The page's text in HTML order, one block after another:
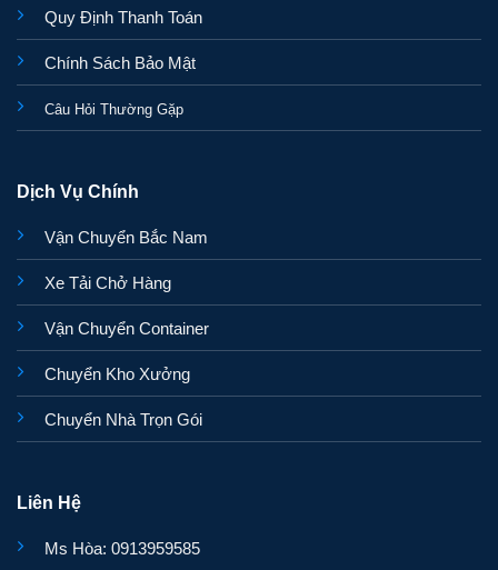
Quy Định Thanh Toán
Chính Sách Bảo Mật
Câu Hỏi Thường Gặp
Dịch Vụ Chính
Vận Chuyển Bắc Nam
Xe Tải Chở Hàng
Vận Chuyển Container
Chuyển Kho Xưởng
Chuyển Nhà Trọn Gói
Liên Hệ
Ms Hòa: 0913959585